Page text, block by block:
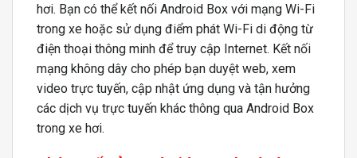
hơi. Bạn có thể kết nối Android Box với mạng Wi-Fi
trong xe hoặc sử dụng điểm phát Wi-Fi di động từ
điện thoại thông minh để truy cập Internet. Kết nối
mạng không dây cho phép bạn duyệt web, xem
video trực tuyến, cập nhật ứng dụng và tận hưởng
các dịch vụ trực tuyến khác thông qua Android Box
trong xe hơi.